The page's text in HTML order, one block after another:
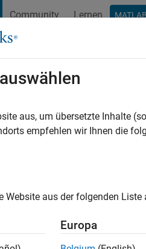
Community Lernen
aus, um übersetzte Inhalte
empfehlen wir Ihnen die
Website aus der folgenden Liste
Europa